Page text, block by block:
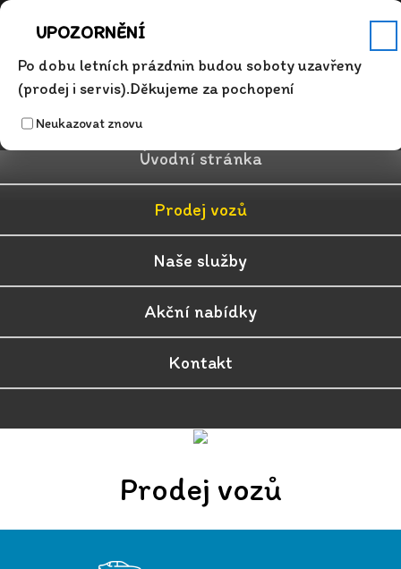
UPOZORNĚNÍ
Po dobu letních prázdnin budou soboty uzavřeny
(prodej i servis).Děkujeme za pochopení
Neukazovat znovu
+420 315 626 342
Úvodní stránka
Prodej vozů
Naše služby
Akční nabídky
Kontakt
Prodej vozů